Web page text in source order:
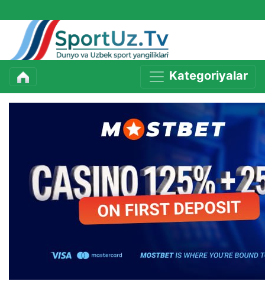
Kategoriyalar